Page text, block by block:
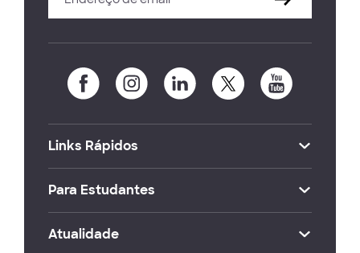
Links Rápidos
Para Estudantes
Atualidade